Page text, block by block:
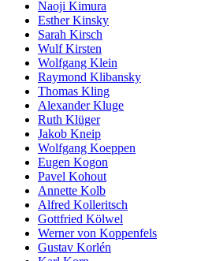
Naoji Kimura
Esther Kinsky
Sarah Kirsch
Wulf Kirsten
Wolfgang Klein
Raymond Klibansky
Thomas Kling
Alexander Kluge
Ruth Klüger
Jakob Kneip
Wolfgang Koeppen
Eugen Kogon
Pavel Kohout
Annette Kolb
Alfred Kolleritsch
Gottfried Kölwel
Werner von Koppenfels
Gustav Korlén